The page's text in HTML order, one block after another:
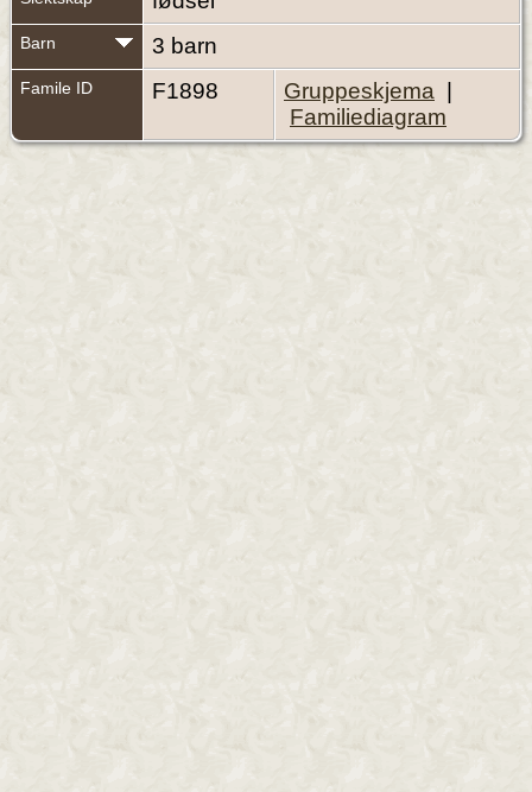
Barn 3 barn
Famile ID F1898 Gruppeskjema
Familiediagram